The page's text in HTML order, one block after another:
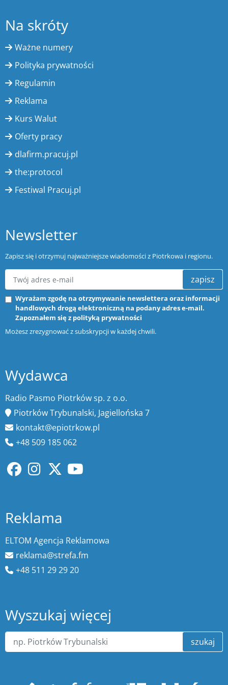
Na skróty
Ważne numery
Polityka prywatności
Regulamin
Reklama
Kurs Walut
Oferty pracy
dlafirm.pracuj.pl
the:protocol
Festiwal Pracuj.pl
Newsletter
Zapisz się i otrzymuj najważniejsze wiadomości z Piotrkowa i regionu.
zapisz
Wyrażam zgodę na otrzymywanie newslettera oraz informacji
handlowych drogą elektroniczną na podany adres e-mail.
Zapoznałem się z polityką prywatności
Możesz zrezygnować z subskrypcji w każdej chwili.
Wydawca
Radio Pasmo Piotrków sp. z o.o.
Piotrków Trybunalski, Jagiellońska 7
kontakt@epiotrkow.pl
+48 509 185 062
Reklama
ELTOM Agencja Reklamowa
reklama@strefa.fm
+48 511 29 29 20
Wyszukaj więcej
szukaj